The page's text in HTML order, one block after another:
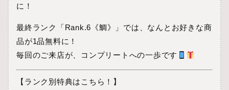
に！
最終ランク「Rank.6《鯛》」では、なんとお好きな商
品が1品無料に！
毎回のご来店が、コンプリートへの一歩です
【ランク別特典はこちら！】